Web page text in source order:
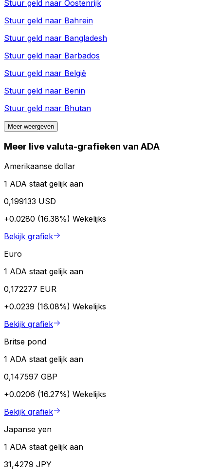
Stuur geld naar Oostenrijk
Stuur geld naar Bahrein
Stuur geld naar Bangladesh
Stuur geld naar Barbados
Stuur geld naar België
Stuur geld naar Benin
Stuur geld naar Bhutan
Meer weergeven
Meer live valuta-grafieken van ADA
Amerikaanse dollar
1 ADA staat gelijk aan
0,199133 USD
+0.0280 (16.38%) Wekelijks
Bekijk grafiek
Euro
1 ADA staat gelijk aan
0,172277 EUR
+0.0239 (16.08%) Wekelijks
Bekijk grafiek
Britse pond
1 ADA staat gelijk aan
0,147597 GBP
+0.0206 (16.27%) Wekelijks
Bekijk grafiek
Japanse yen
1 ADA staat gelijk aan
31,4279 JPY